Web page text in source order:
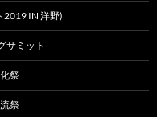
2019 IN 洋野)
サミット
祭
祭